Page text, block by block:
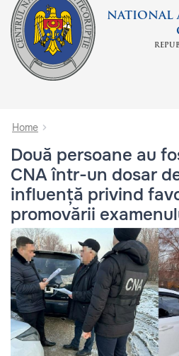
NATIONAL
Home
Două persoane au
CNA într-un dosar
influență privind
promovării